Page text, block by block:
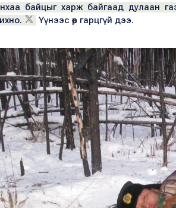
байцыг харж байгаад дулаан
Үүнээс өөр гарцгүй дээ.